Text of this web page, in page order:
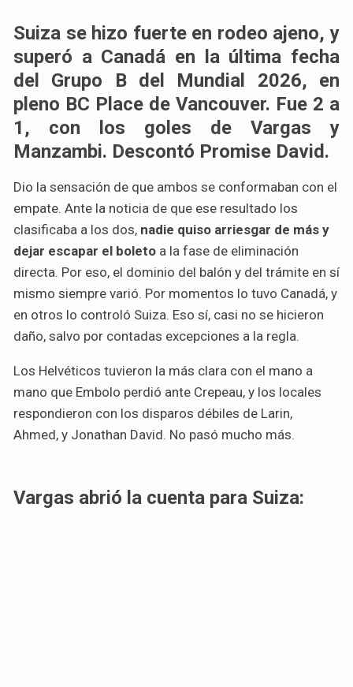
Suiza se hizo fuerte en rodeo ajeno, y
superó a Canadá en la última fecha
del Grupo B del Mundial 2026, en
pleno BC Place de Vancouver. Fue 2 a
1, con los goles de Vargas y
Manzambi. Descontó Promise David.
Dio la sensación de que ambos se conformaban con el
empate. Ante la noticia de que ese resultado los
clasificaba a los dos, nadie quiso arriesgar de más y
dejar escapar el boleto a la fase de eliminación
directa. Por eso, el dominio del balón y del trámite en sí
mismo siempre varió. Por momentos lo tuvo Canadá, y
en otros lo controló Suiza. Eso sí, casi no se hicieron
daño, salvo por contadas excepciones a la regla.
Los Helvéticos tuvieron la más clara con el mano a
mano que Embolo perdió ante Crepeau, y los locales
respondieron con los disparos débiles de Larin,
Ahmed, y Jonathan David. No pasó mucho más.
Vargas abrió la cuenta para Suiza: